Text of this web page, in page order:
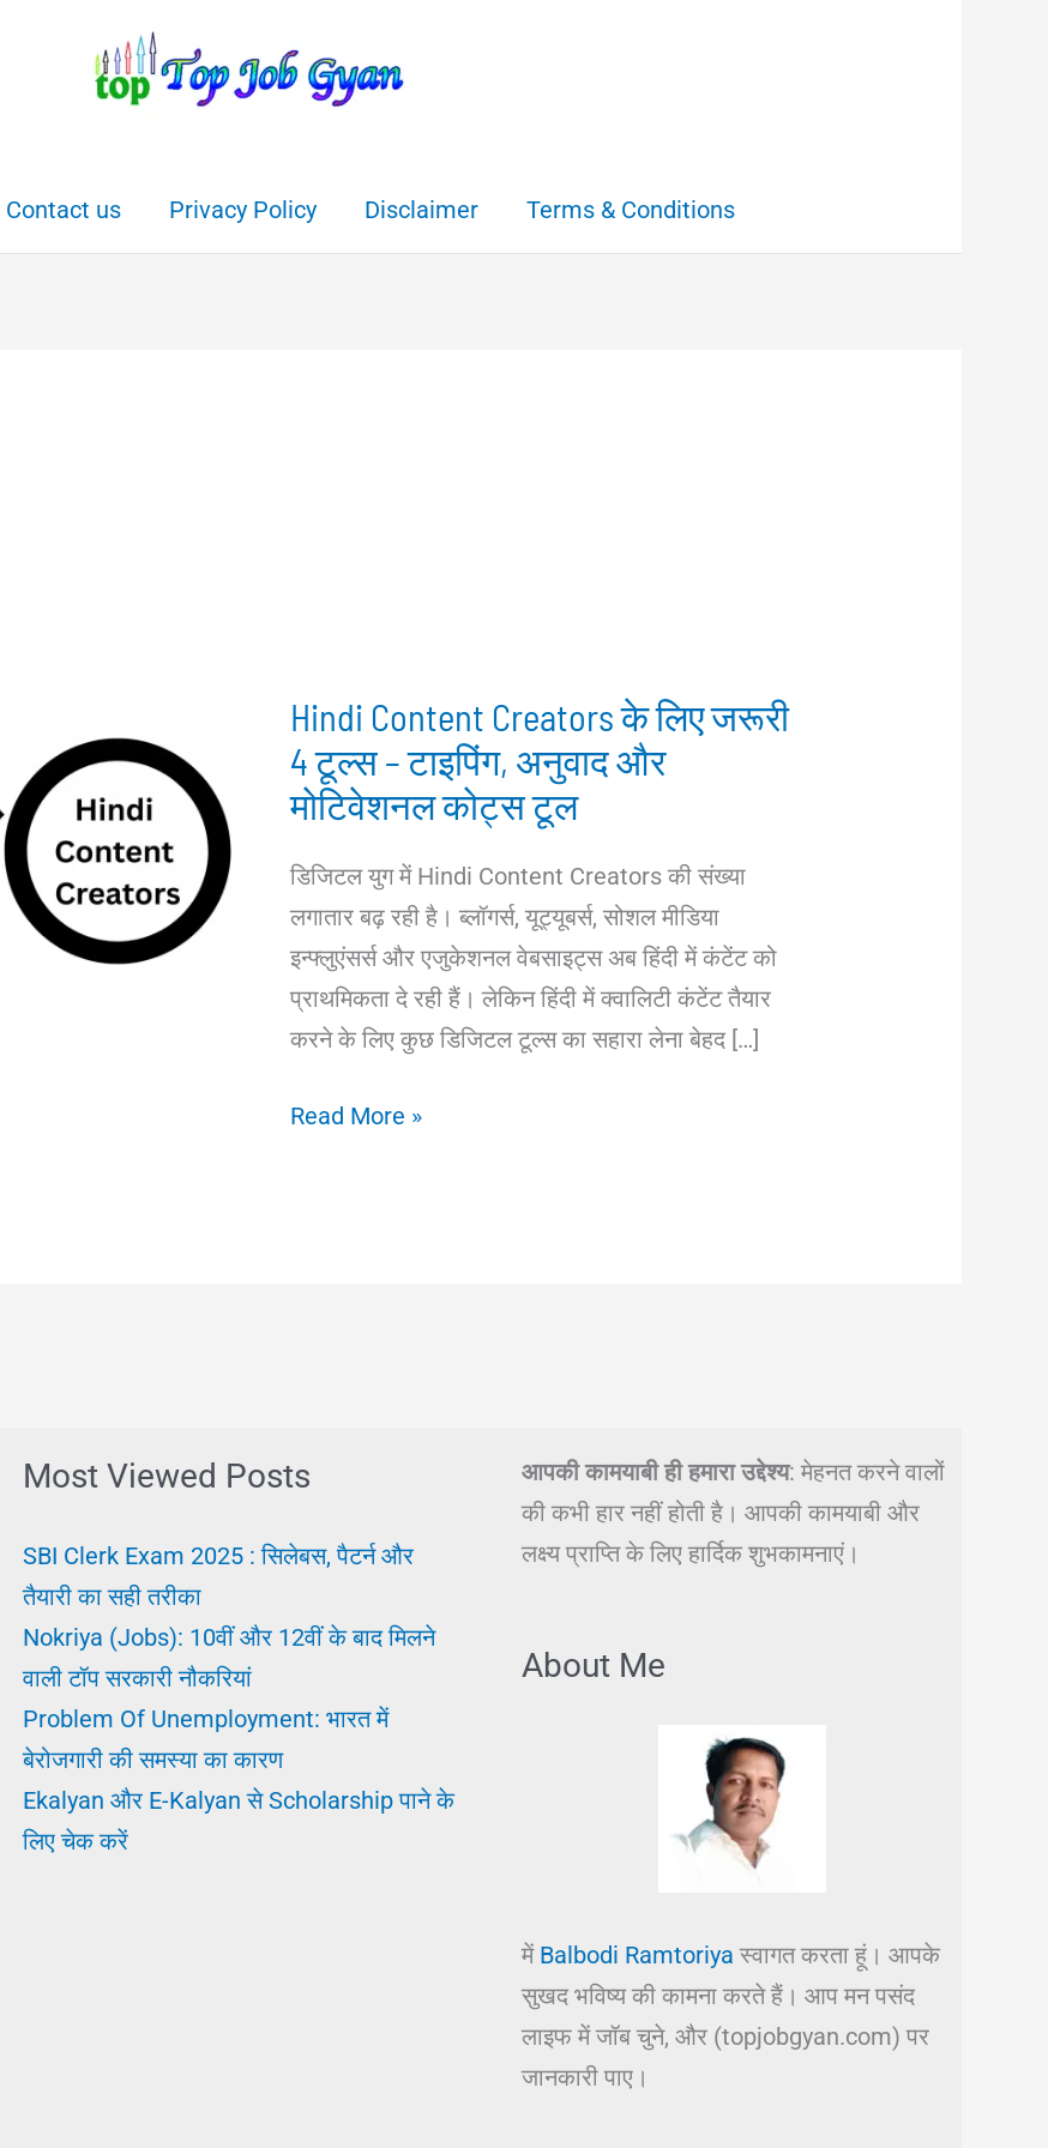
Contact us Privacy Policy Disclaimer Terms & Conditions
Hindi Content Creators के लिए जरूरी
4 टूल्स – टाइपिंग, अनुवाद और
मोटिवेशनल कोट्स टूल
डिजिटल युग में Hindi Content Creators की संख्या
लगातार बढ़ रही है। ब्लॉगर्स, यूट्यूबर्स, सोशल मीडिया
इन्फ्लुएंसर्स और एजुकेशनल वेबसाइट्स अब हिंदी में कंटेंट को
प्राथमिकता दे रही हैं। लेकिन हिंदी में क्वालिटी कंटेंट तैयार
करने के लिए कुछ डिजिटल टूल्स का सहारा लेना बेहद […]
Hindi
टाइपिंग,
और
कोट्स
Read More »
Most Viewed Posts
SBI Clerk Exam 2025 : सिलेबस, पैटर्न और
तैयारी का सही तरीका
Nokriya (Jobs): 10वीं और 12वीं के बाद मिलने
वाली टॉप सरकारी नौकरियां
Problem Of Unemployment: भारत में
बेरोजगारी की समस्या का कारण
Ekalyan और E-Kalyan से Scholarship पाने के
लिए चेक करें
आपकी कामयाबी ही हमारा उद्देश्य: मेहनत करने वालों
की कभी हार नहीं होती है। आपकी कामयाबी और
लक्ष्य प्राप्ति के लिए हार्दिक शुभकामनाएं।
About Me
में Balbodi Ramtoriya स्वागत करता हूं। आपके
सुखद भविष्य की कामना करते हैं। आप मन पसंद
लाइफ में जॉब चुने, और (topjobgyan.com) पर
जानकारी पाए।